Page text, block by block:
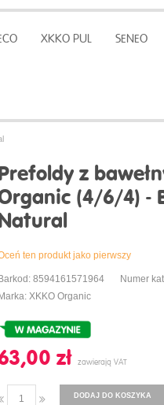
XKKO PUL SENEO
z
(4/6/4) -
ten produkt jako pierwszy
Barkod: 8594161571964
Numer
Marka: XKKO Organic
‎zł
DODAJ DO KOSZYKA